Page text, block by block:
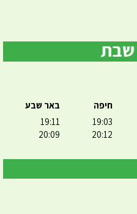
חיפה
19:03
20:12
באר שבע
19:11
20:09